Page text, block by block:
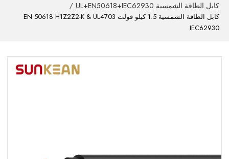
كابل الطاقة الشمسية UL+EN50618+IEC62930
/
كابل الطاقة الشمسية 1.5 كيلو فولت EN 50618 H1Z2Z2-K & UL4703
IEC62930